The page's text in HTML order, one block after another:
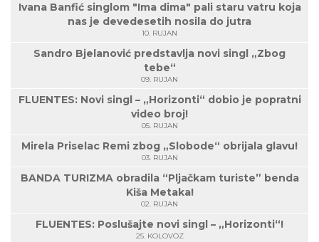
Ivana Banfić singlom "Ima dima" pali staru vatru koja
nas je devedesetih nosila do jutra
10. RUJAN
Sandro Bjelanović predstavlja novi singl „Zbog
tebe“
09. RUJAN
FLUENTES: Novi singl – „Horizonti“ dobio je popratni
video broj!
05. RUJAN
Mirela Priselac Remi zbog „Slobode“ obrijala glavu!
03. RUJAN
BANDA TURIZMA obradila “Pljačkam turiste” benda
Kiša Metaka!
02. RUJAN
FLUENTES: Poslušajte novi singl – „Horizonti“!
25. KOLOVOZ